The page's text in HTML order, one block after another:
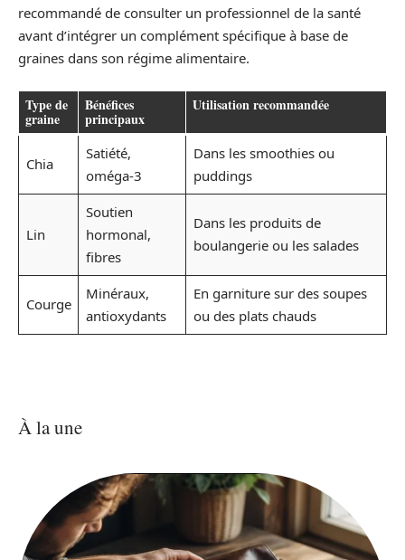
recommandé de consulter un professionnel de la santé
avant d’intégrer un complément spécifique à base de
graines dans son régime alimentaire.
Type de
graine
Bénéfices
principaux
Utilisation recommandée
Chia
Satiété,
oméga-3
Dans les smoothies ou
puddings
Lin
Soutien
hormonal,
fibres
Dans les produits de
boulangerie ou les salades
Courge
Minéraux,
antioxydants
En garniture sur des soupes
ou des plats chauds
À la une